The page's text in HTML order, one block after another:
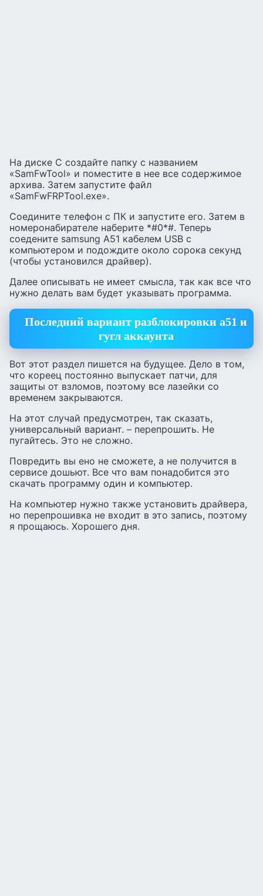
На диске С создайте папку с названием
«SamFwTool» и поместите в нее все содержимое
архива. Затем запустите файл
«SamFwFRPTool.exe».
Соедините телефон с ПК и запустите его. Затем в
номеронабирателе наберите *#0*#. Теперь
соедените samsung A51 кабелем USB c
компьютером и подождите около сорока секунд
(чтобы установился драйвер).
Далее описывать не имеет смысла, так как все что
нужно делать вам будет указывать программа.
Последний вариант разблокировки а51 и
гугл аккаунта
Вот этот раздел пишется на будущее. Дело в том,
что кореец постоянно выпускает патчи, для
защиты от взломов, поэтому все лазейки со
временем закрываются.
На этот случай предусмотрен, так сказать,
универсальный вариант. – перепрошить. Не
пугайтесь. Это не сложно.
Повредить вы ено не сможете, а не получится в
сервисе дошьют. Все что вам понадобится это
скачать программу один и компьютер.
На компьютер нужно также установить драйвера,
но перепрошивка не входит в это запись, поэтому
я прощаюсь. Хорошего дня.